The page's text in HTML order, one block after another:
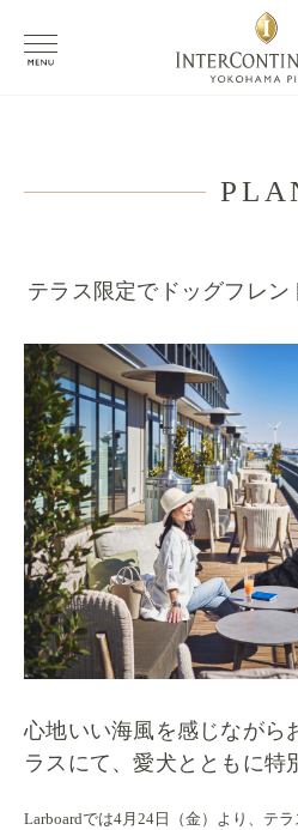
テラス限定でドッグフレ
心地いい海風を感じながら
ラスにて、愛犬とともに特
Larboardでは4月24日（金）より、テ